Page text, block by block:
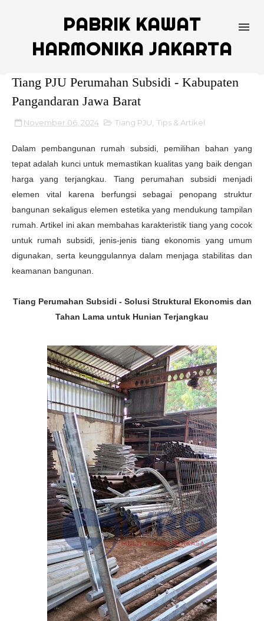
PABRIK KAWAT
HARMONIKA JAKARTA
Tiang PJU Perumahan Subsidi - Kabupaten
Pangandaran Jawa Barat
November 06, 2024 Tiang PJU Tips & Artikel
Dalam pembangunan rumah subsidi, pemilihan bahan yang
tepat adalah kunci untuk memastikan kualitas yang baik dengan
harga yang terjangkau. Tiang perumahan subsidi menjadi
elemen vital karena berfungsi sebagai penopang struktur
bangunan sekaligus elemen estetika yang mendukung tampilan
rumah. Artikel ini akan membahas karakteristik tiang yang cocok
untuk rumah subsidi, jenis-jenis tiang ekonomis yang umum
digunakan, serta keunggulannya dalam menjaga stabilitas dan
keamanan bangunan.
Tiang Perumahan Subsidi - Solusi Struktural Ekonomis dan
Tahan Lama untuk Hunian Terjangkau